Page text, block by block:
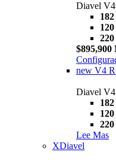
Diavel
new V4
Diavel
Lee Mas
XDiavel